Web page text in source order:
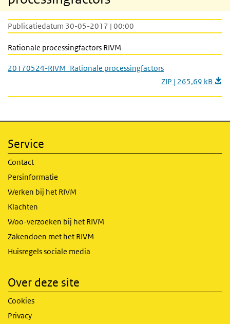
Publicatiedatum 30-05-2017 | 00:00
Rationale processingfactors RIVM
20170524-RIVM_Rationale processingfactors
ZIP | 265,69 kB
Service
Contact
Persinformatie
Werken bij het RIVM
Klachten
Woo-verzoeken bij het RIVM
Zakendoen met het RIVM
Huisregels sociale media
Over deze site
Cookies
Privacy